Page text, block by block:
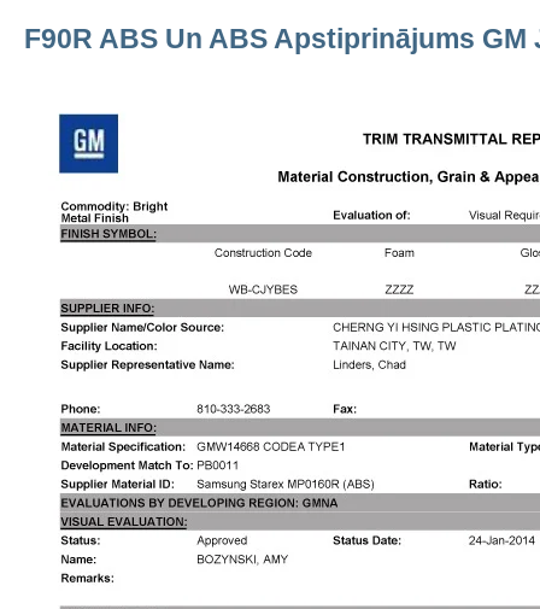
F90R ABS Un ABS Apstiprinājums